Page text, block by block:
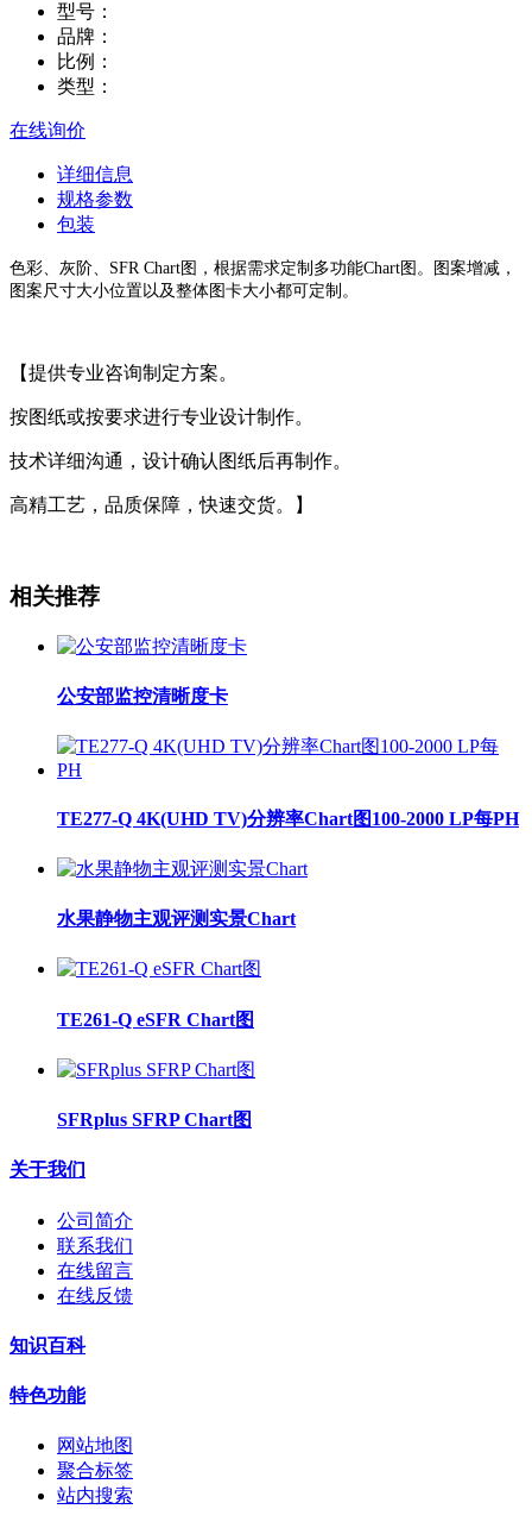
型号：
品牌：
比例：
类型：
在线询价
详细信息
规格参数
包装
色彩、灰阶、SFR Chart图，根据需求定制多功能Chart图。图案增减，
图案尺寸大小位置以及整体图卡大小都可定制。
【提供专业咨询制定方案。
按图纸或按要求进行专业设计制作。
技术详细沟通，设计确认图纸后再制作。
高精工艺，品质保障，快速交货。】
相关推荐
公安部监控清晰度卡
TE277-Q 4K(UHD TV)分辨率Chart图100-2000 LP每PH
水果静物主观评测实景Chart
TE261-Q eSFR Chart图
SFRplus SFRP Chart图
关于我们
公司简介
联系我们
在线留言
在线反馈
知识百科
特色功能
网站地图
聚合标签
站内搜索